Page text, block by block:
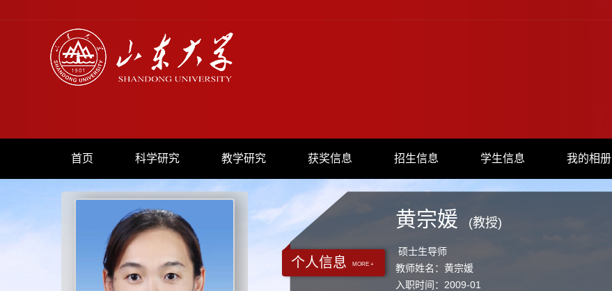
首页 科学研究 教学研究 获奖信息 招生信息 学生信息 我的相册
个人信息 MORE +
黄宗媛 (教授)
硕士生导师
教师姓名：黄宗媛
入职时间：2009-01